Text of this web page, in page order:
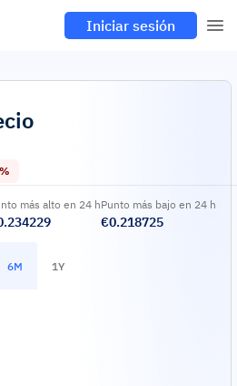
Iniciar sesión
más alto en 24 hPunto más bajo en 24 h
€0.218725
6M 1Y